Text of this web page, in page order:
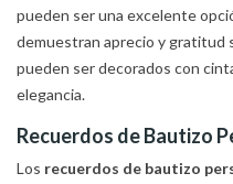
pueden ser una excelente
demuestran aprecio y gratitud
pueden ser decorados con
elegancia.
Recuerdos de Bautizo
Los recuerdos de bautizo